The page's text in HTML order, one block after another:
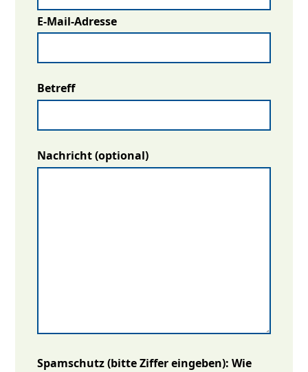
E-Mail-Adresse
Betreff
Nachricht (optional)
Spamschutz (bitte Ziffer eingeben): Wie